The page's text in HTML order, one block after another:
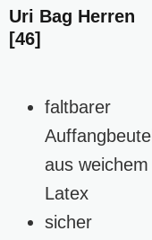
Uri Bag Herren
[46]
faltbarer
Auffangbeutel
aus weichem
Latex
sicher